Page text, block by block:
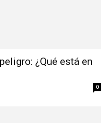
¿Qué está en
0